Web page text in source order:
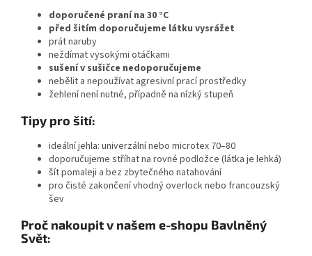
doporučené praní na 30 °C
před šitím doporučujeme látku vysrážet
prát naruby
neždímat vysokými otáčkami
sušení v sušičce nedoporučujeme
nebělit a nepoužívat agresivní prací prostředky
žehlení není nutné, případně na nízký stupeň
Tipy pro šití:
ideální jehla: univerzální nebo microtex 70–80
doporučujeme stříhat na rovné podložce (látka je lehká)
šít pomaleji a bez zbytečného natahování
pro čisté zakončení vhodný overlock nebo francouzský
šev
Proč nakoupit v našem e-shopu Bavlněný
Svět: